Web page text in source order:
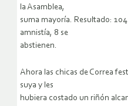
la Asamblea,
suma mayoría. Resultado:
amnistía, 8 se
abstienen.
Ahora las chicas de Correa
suya y les
hubiera costado un riñón